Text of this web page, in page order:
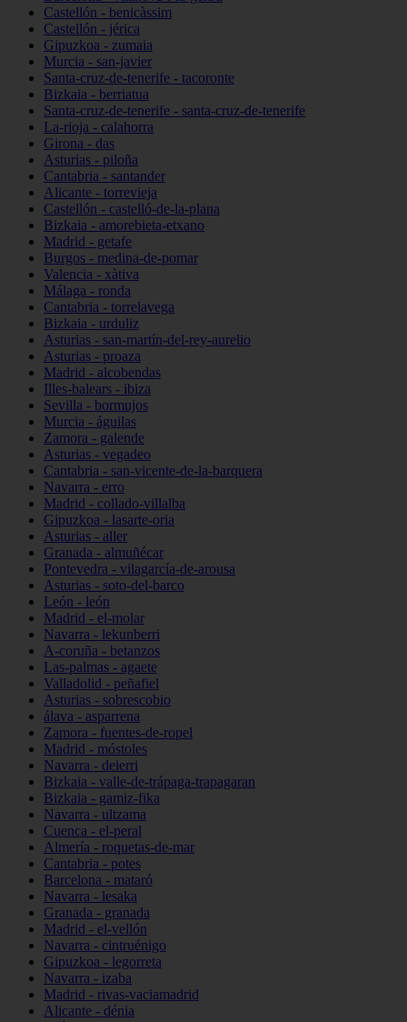
Castellón - benicàssim
Castellón - jérica
Gipuzkoa - zumaia
Murcia - san-javier
Santa-cruz-de-tenerife - tacoronte
Bizkaia - berriatua
Santa-cruz-de-tenerife - santa-cruz-de-tenerife
La-rioja - calahorra
Girona - das
Asturias - piloña
Cantabria - santander
Alicante - torrevieja
Castellón - castelló-de-la-plana
Bizkaia - amorebieta-etxano
Madrid - getafe
Burgos - medina-de-pomar
Valencia - xàtiva
Málaga - ronda
Cantabria - torrelavega
Bizkaia - urduliz
Asturias - san-martín-del-rey-aurelio
Asturias - proaza
Madrid - alcobendas
Illes-balears - ibiza
Sevilla - bormujos
Murcia - águilas
Zamora - galende
Asturias - vegadeo
Cantabria - san-vicente-de-la-barquera
Navarra - erro
Madrid - collado-villalba
Gipuzkoa - lasarte-oria
Asturias - aller
Granada - almuñécar
Pontevedra - vilagarcía-de-arousa
Asturias - soto-del-barco
León - león
Madrid - el-molar
Navarra - lekunberri
A-coruña - betanzos
Las-palmas - agaete
Valladolid - peñafiel
Asturias - sobrescobio
álava - asparrena
Zamora - fuentes-de-ropel
Madrid - móstoles
Navarra - deierri
Bizkaia - valle-de-trápaga-trapagaran
Bizkaia - gamiz-fika
Navarra - ultzama
Cuenca - el-peral
Almería - roquetas-de-mar
Cantabria - potes
Barcelona - mataró
Navarra - lesaka
Granada - granada
Madrid - el-vellón
Navarra - cintruénigo
Gipuzkoa - legorreta
Navarra - izaba
Madrid - rivas-vaciamadrid
Alicante - dénia